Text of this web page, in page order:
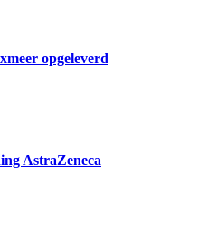
opgeleverd
AstraZeneca